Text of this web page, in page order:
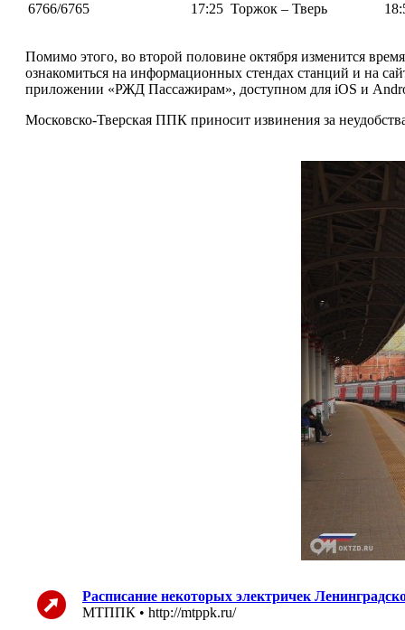
6766/6765 17:25 Торжок – Тверь
Помимо этого, во второй половине октября изменится
ознакомиться на информационных стендах станций и на
приложении «РЖД Пассажирам», доступном для iOS и
Московско-Тверская ППК приносит извинения за
Расписание некоторых электричек
МТППК • http://mtppk.ru/